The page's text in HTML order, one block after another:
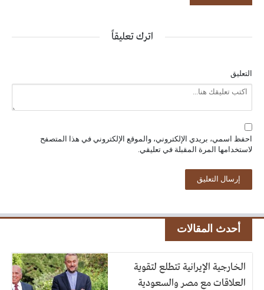
اترك تعليقاً
التعليق
احفظ اسمي، بريدي الإلكتروني، والموقع الإلكتروني في هذا المتصفح
لاستخدامها المرة المقبلة في تعليقي.
أحدث المقالات
الخارجية الإيرانية تتطلع لتقوية
العلاقات مع مصر والسعودية